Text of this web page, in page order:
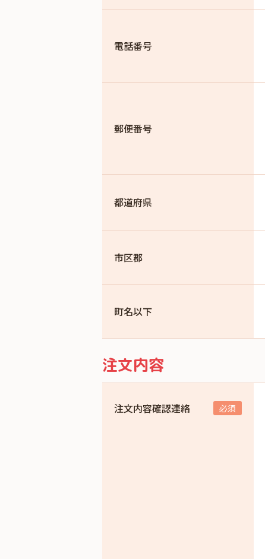
電話番号
郵便番号
都道府県
市区郡
町名以下
注文内容
注文内容確認連絡